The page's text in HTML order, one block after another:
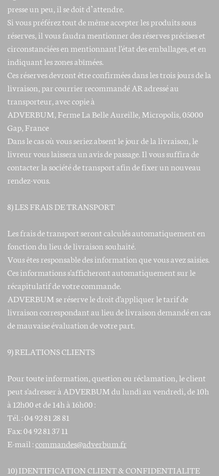
presse un peu, il se doit d’attendre.
Si vous préférez tout de même accepter les produits sous
réserves, il vous faudra mentionner des réserves précises et
circonstanciées en mentionnant l'état des emballages, et en
indiquant les zones abîmées.
Ces réserves devront être confirmées dans les trois jours de la
livraison, par courrier recommandé AR adressé au
transporteur, avec copie à
ADVERBUM, Ferme La Belle Aureille, Micropolis, 05000
Gap, France
Dans le cas où vous seriez absent le jour de la livraison, le
livreur vous laissera un avis de passage. Il vous suffira de
contacter la société de transport afin de fixer un nouveau
rendez-vous.
8) LES FRAIS DE TRANSPORT
Les frais de transport seront calculés automatiquement en
fonction du lieu de livraison souhaité.
Vous êtes responsable des information que vous avez saisies.
Ces informations s'afficheront automatiquement sur le
récapitulatif de votre commande.
ADVERBUM se réserve le droit d'appliquer le tarif de
livraison correspondant au lieu de livraison demandé en cas
de mauvaise évaluation de votre part.
9) RELATIONS CLIENTS
Pour toute information, question ou réclamation, le client
peut s'adresser à ADVERBUM du lundi au vendredi, de 10h
à 12h00 et de 14h à 16h00 :
Tél. : 04 92 81 28 81
Fax: 04 92 81 37 11
E-mail :commandes@adverbum.fr
10) IDENTIFICATION CLIENT & CONFIDENTIALITE